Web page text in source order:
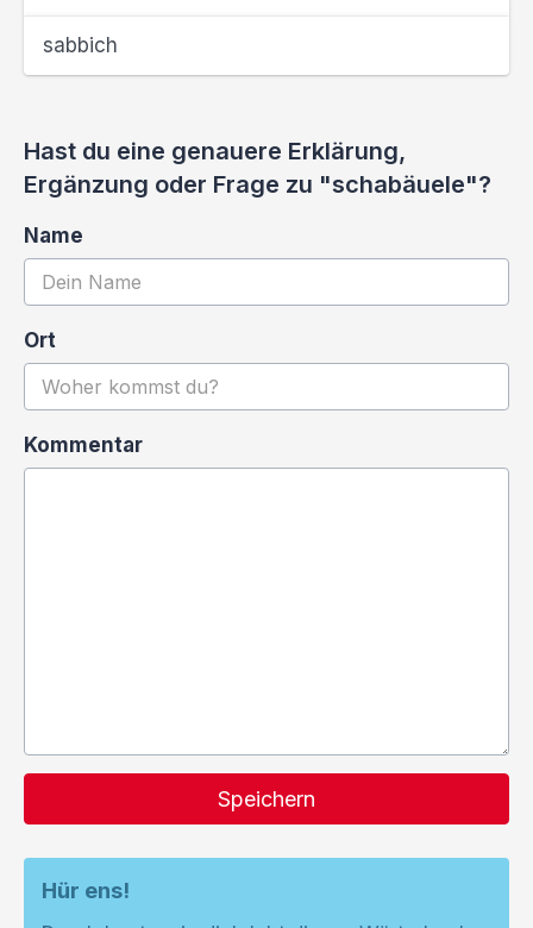
sabbich
Hast du eine genauere Erklärung,
Ergänzung oder Frage zu "schabäuele"?
Name
Ort
Kommentar
Speichern
Hür ens!